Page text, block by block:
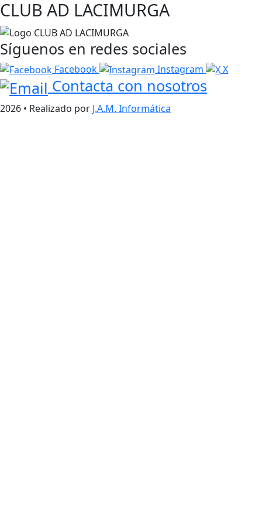
CLUB AD LACIMURGA
Síguenos en redes sociales
Facebook Instagram X
Contacta con nosotros
2026 • Realizado por J.A.M. Informática